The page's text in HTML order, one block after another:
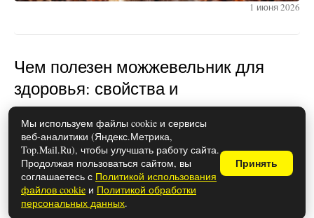
1 июня 2026
Чем полезен можжевельник для
здоровья: свойства и
противопоказания
Мы используем файлы cookie и сервисы
веб-аналитики (Яндекс.Метрика,
Top.Mail.Ru), чтобы улучшать работу сайта.
Продолжая пользоваться сайтом, вы
соглашаетесь с Политикой использования
файлов cookie и Политикой обработки
персональных данных.
Принять